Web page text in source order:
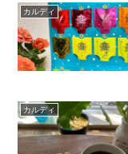
カルディ
カルディ